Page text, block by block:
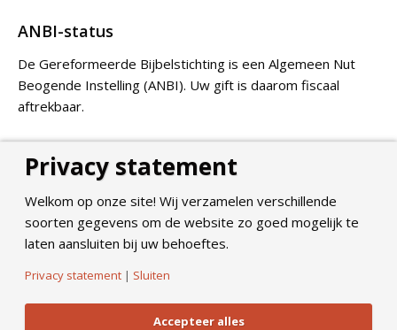
ANBI-status
De Gereformeerde Bijbelstichting is een Algemeen Nut
Beogende Instelling (ANBI). Uw gift is daarom fiscaal
aftrekbaar.
Doneer
© 2026Gereformeerde Bijbelstichting. All Rights Reserved.
Privacy Policy
Privacy statement
Welkom op onze site! Wij verzamelen verschillende
soorten gegevens om de website zo goed mogelijk te
laten aansluiten bij uw behoeftes.
Privacy statement | Sluiten
Accepteer alles